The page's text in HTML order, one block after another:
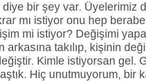
bir şey var. Üyelerimiz
mı istiyor onu hep
mi istiyor? Değişimi
arkasına takılıp, kişinin
Kimle istiyorsan gel.
Hiç unutmuyorum, bir